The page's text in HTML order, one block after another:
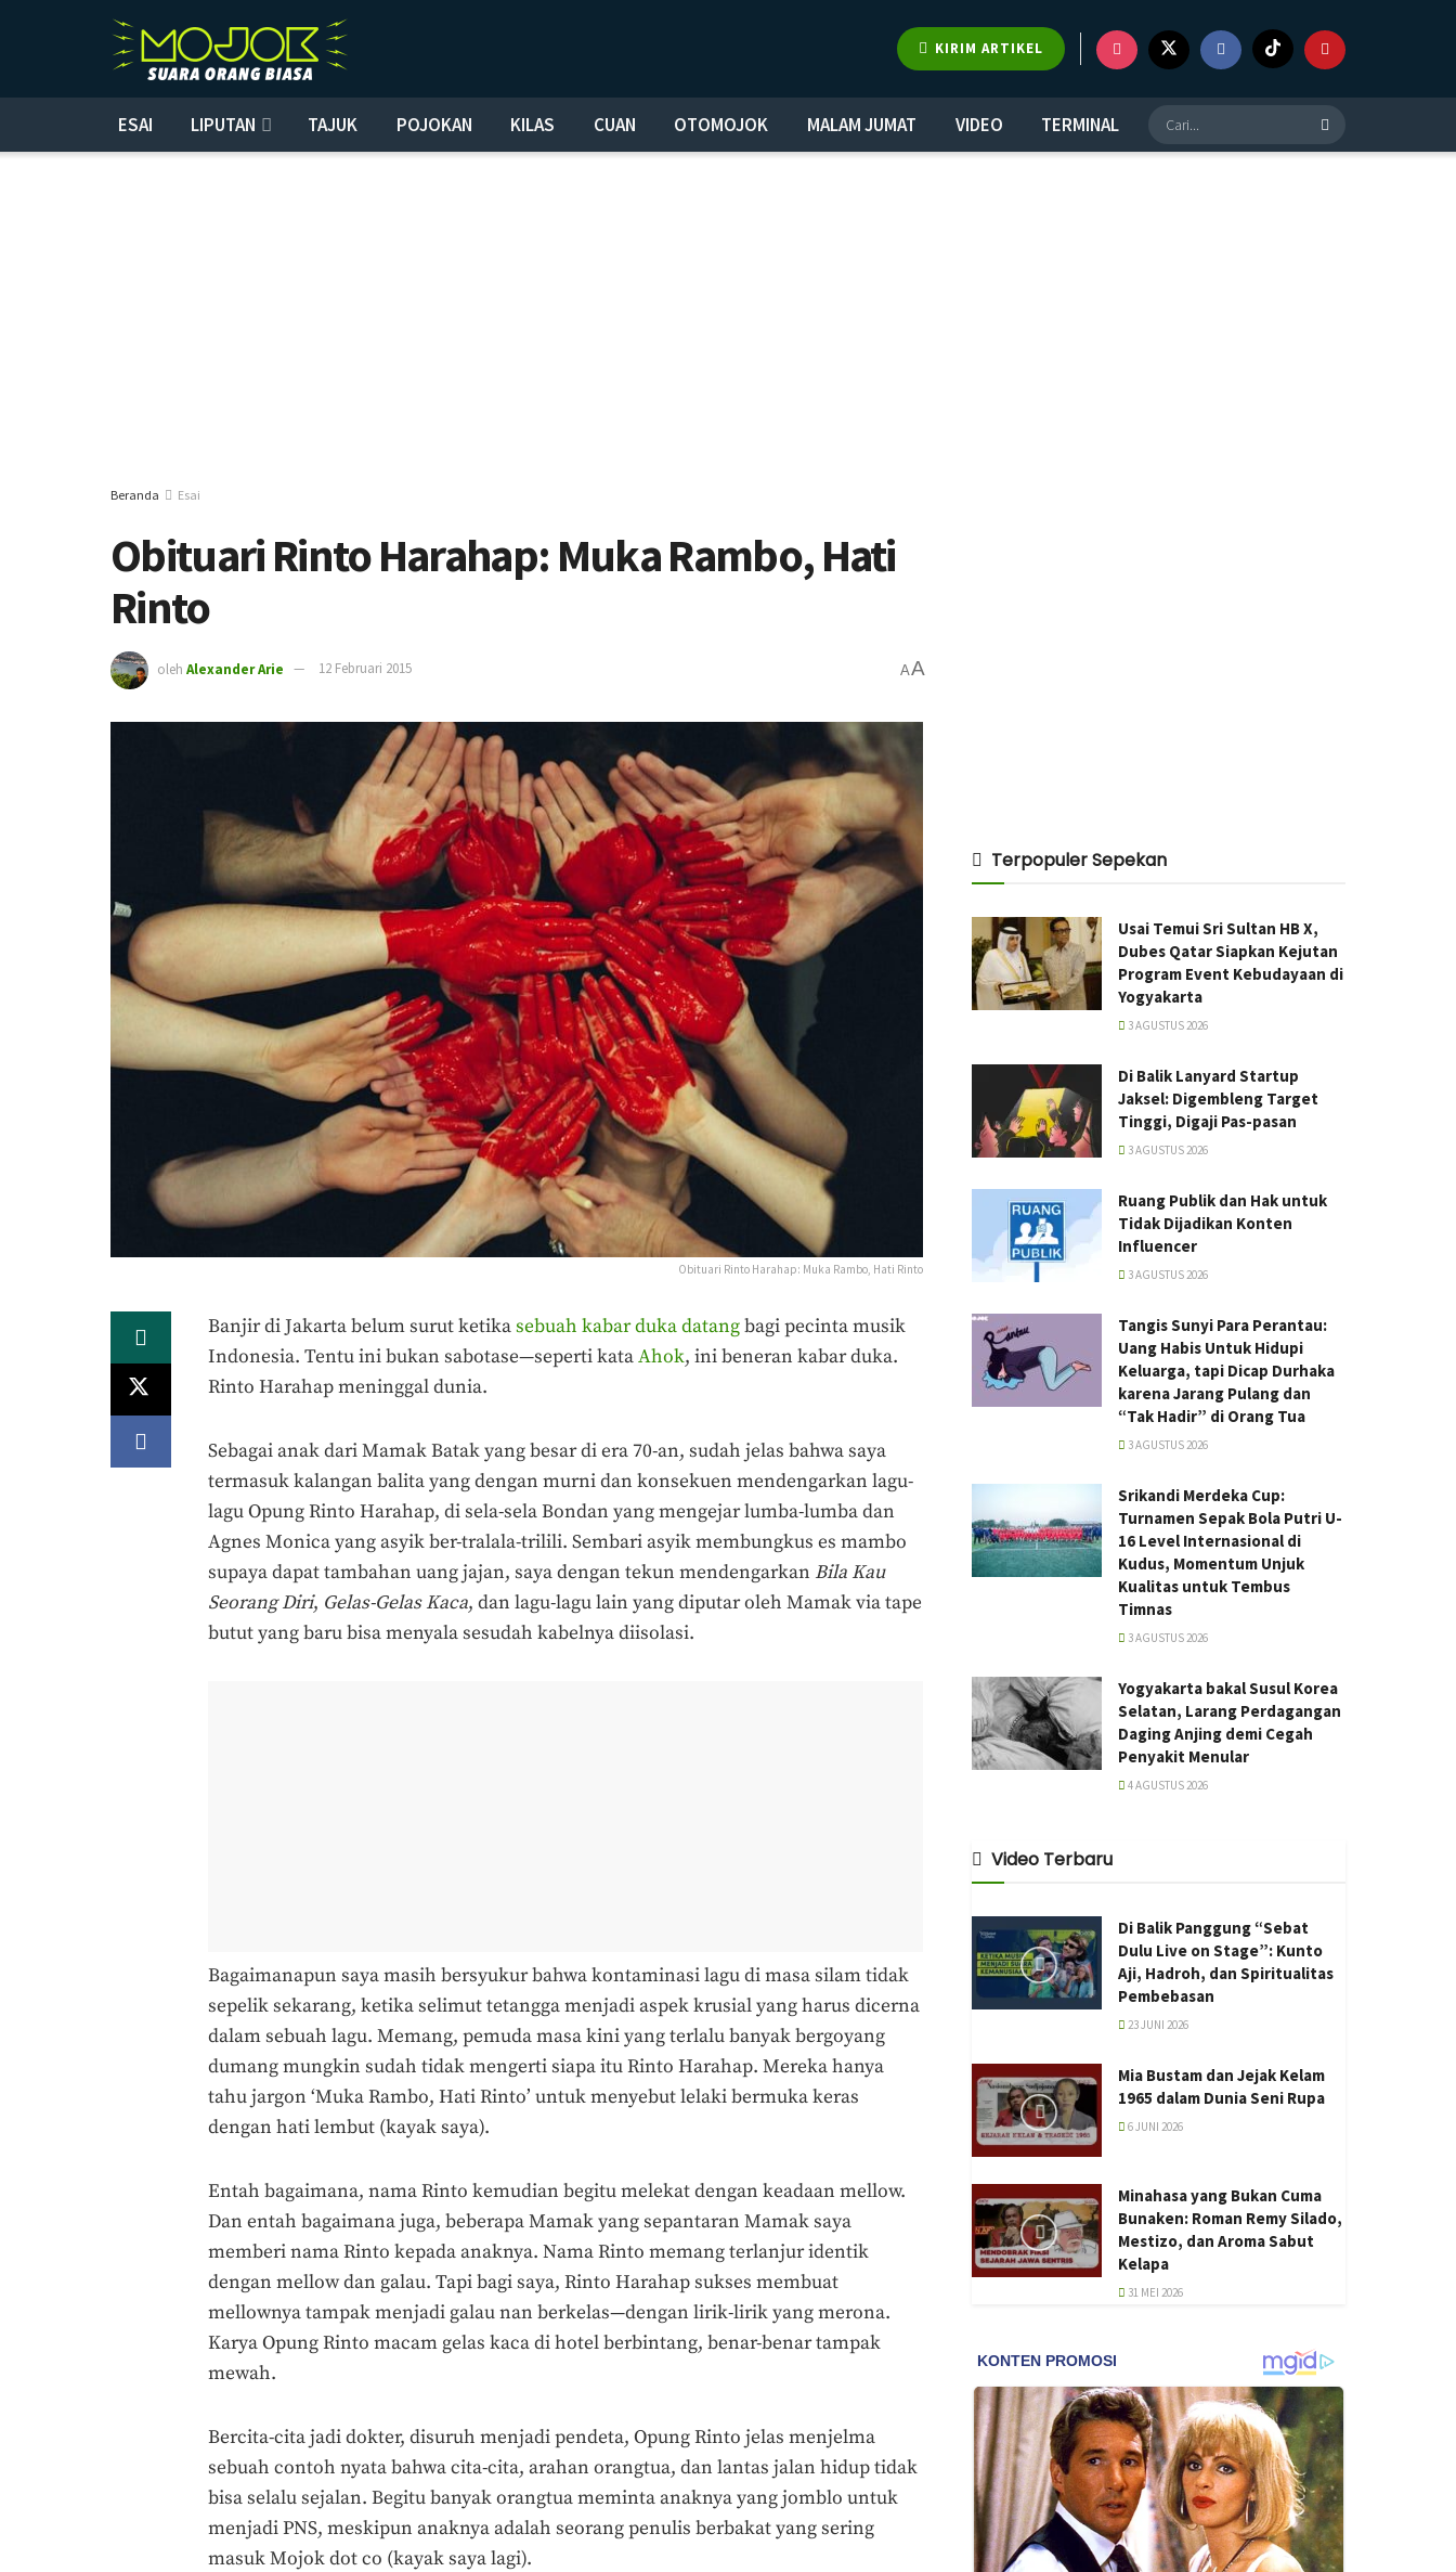
KIRIM ARTIKEL
ESAI LIPUTAN TAJUK POJOKAN KILAS CUAN OTOMOJOK MALAM JUMAT VIDEO TERMINAL
Beranda Esai
Obituari Rinto Harahap: Muka Rambo, Hati
Rinto
oleh Alexander Arie 12 Februari 2015 AA
Obituari Rinto Harahap: Muka Rambo, Hati Rinto
Banjir di Jakarta belum surut ketikasebuah kabar duka datangbagi pecinta musik
Indonesia. Tentu ini bukan sabotase—seperti kataAhok, ini beneran kabar duka.
Rinto Harahap meninggal dunia.
Sebagai anak dari Mamak Batak yang besar di era 70-an, sudah jelas bahwa saya
termasuk kalangan balita yang dengan murni dan konsekuen mendengarkan lagu-
lagu Opung Rinto Harahap, di sela-sela Bondan yang mengejar lumba-lumba dan
Agnes Monica yang asyik ber-tralala-trilili. Sembari asyik membungkus es mambo
supaya dapat tambahan uang jajan, saya dengan tekun mendengarkan Bila Kau
Seorang Diri, Gelas-Gelas Kaca, dan lagu-lagu lain yang diputar oleh Mamak via tape
butut yang baru bisa menyala sesudah kabelnya diisolasi.
Bagaimanapun saya masih bersyukur bahwa kontaminasi lagu di masa silam tidak
sepelik sekarang, ketika selimut tetangga menjadi aspek krusial yang harus dicerna
dalam sebuah lagu. Memang, pemuda masa kini yang terlalu banyak bergoyang
dumang mungkin sudah tidak mengerti siapa itu Rinto Harahap. Mereka hanya
tahu jargon ‘Muka Rambo, Hati Rinto’ untuk menyebut lelaki bermuka keras
dengan hati lembut (kayak saya).
Entah bagaimana, nama Rinto kemudian begitu melekat dengan keadaan mellow.
Dan entah bagaimana juga, beberapa Mamak yang sepantaran Mamak saya
memberi nama Rinto kepada anaknya. Nama Rinto memang terlanjur identik
dengan mellow dan galau. Tapi bagi saya, Rinto Harahap sukses membuat
mellownya tampak menjadi galau nan berkelas—dengan lirik-lirik yang merona.
Karya Opung Rinto macam gelas kaca di hotel berbintang, benar-benar tampak
mewah.
Bercita-cita jadi dokter, disuruh menjadi pendeta, Opung Rinto jelas menjelma
sebuah contoh nyata bahwa cita-cita, arahan orangtua, dan lantas jalan hidup tidak
bisa selalu sejalan. Begitu banyak orangtua meminta anaknya yang jomblo untuk
menjadi PNS, meskipun anaknya adalah seorang penulis berbakat yang sering
masuk Mojok dot co (kayak saya lagi).
Terpopuler Sepekan
Usai Temui Sri Sultan HB X,
Dubes Qatar Siapkan Kejutan
Program Event Kebudayaan di
Yogyakarta
3 AGUSTUS 2026
Di Balik Lanyard Startup
Jaksel: Digembleng Target
Tinggi, Digaji Pas-pasan
3 AGUSTUS 2026
Ruang Publik dan Hak untuk
Tidak Dijadikan Konten
Influencer
3 AGUSTUS 2026
Tangis Sunyi Para Perantau:
Uang Habis Untuk Hidupi
Keluarga, tapi Dicap Durhaka
karena Jarang Pulang dan
“Tak Hadir” di Orang Tua
3 AGUSTUS 2026
Srikandi Merdeka Cup:
Turnamen Sepak Bola Putri U-
16 Level Internasional di
Kudus, Momentum Unjuk
Kualitas untuk Tembus
Timnas
3 AGUSTUS 2026
Yogyakarta bakal Susul Korea
Selatan, Larang Perdagangan
Daging Anjing demi Cegah
Penyakit Menular
4 AGUSTUS 2026
Video Terbaru
Di Balik Panggung “Sebat
Dulu Live on Stage”: Kunto
Aji, Hadroh, dan Spiritualitas
Pembebasan
23 JUNI 2026
Mia Bustam dan Jejak Kelam
1965 dalam Dunia Seni Rupa
6 JUNI 2026
Minahasa yang Bukan Cuma
Bunaken: Roman Remy Silado,
Mestizo, dan Aroma Sabut
Kelapa
31 MEI 2026